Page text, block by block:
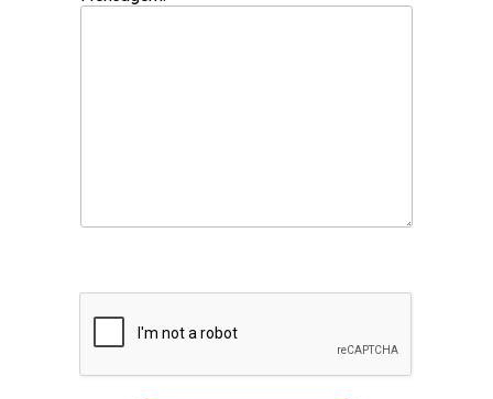
obter a perfeição que nossos clientes